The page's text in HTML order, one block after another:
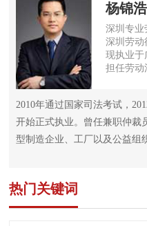
杨锦浩
深圳专业
深圳劳动
现执业于
担任劳动
2010年通过国家司法考试，
开始正式执业。曾任兼职仲裁
型制造企业、工厂以及公益组
热门关键词